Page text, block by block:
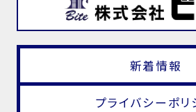
新着情報
プライバシーポリ